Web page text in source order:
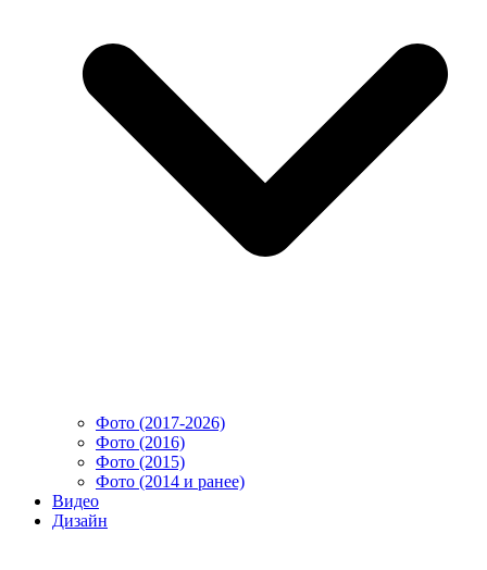
Фото (2017-2026)
Фото (2016)
Фото (2015)
Фото (2014 и ранее)
Видео
Дизайн